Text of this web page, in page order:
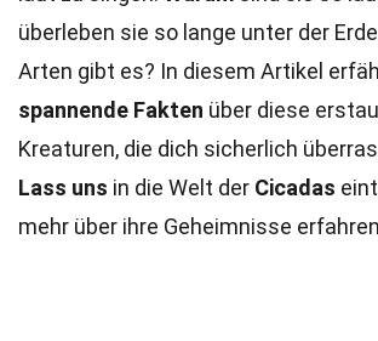
überleben sie so lange unter der
Arten gibt es? In diesem Artikel
spannende Fakten über diese
Kreaturen, die dich sicherlich
Lass uns in die Welt der Cicadas
mehr über ihre Geheimnisse